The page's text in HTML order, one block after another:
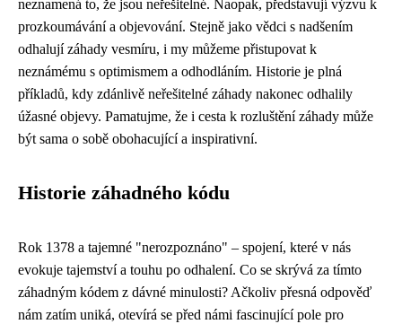
neznamená to, že jsou neřešitelné. Naopak, představují výzvu k
prozkoumávání a objevování. Stejně jako vědci s nadšením
odhalují záhady vesmíru, i my můžeme přistupovat k
neznámému s optimismem a odhodláním. Historie je plná
příkladů, kdy zdánlivě neřešitelné záhady nakonec odhalily
úžasné objevy. Pamatujme, že i cesta k rozluštění záhady může
být sama o sobě obohacující a inspirativní.
Historie záhadného kódu
Rok 1378 a tajemné "nerozpoznáno" – spojení, které v nás
evokuje tajemství a touhu po odhalení. Co se skrývá za tímto
záhadným kódem z dávné minulosti? Ačkoliv přesná odpověď
nám zatím uniká, otevírá se před námi fascinující pole pro